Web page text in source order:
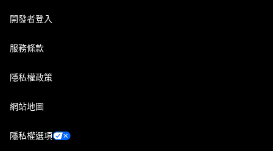
開發者登入
服務條款
隱私權政策
網站地圖
隱私權選項